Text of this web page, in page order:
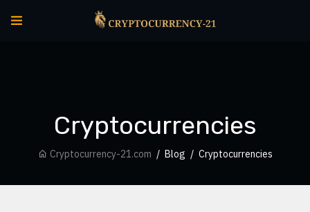
Cryptocurrencies
Cryptocurrency-21.com Blog Cryptocurrencies